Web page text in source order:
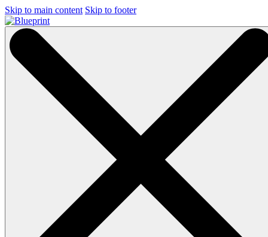
Skip to main content Skip to footer